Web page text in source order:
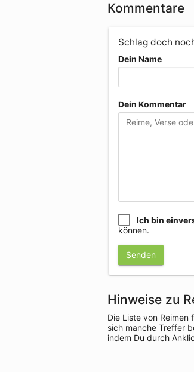
Kommentare
Schlag doch
Dein Name
Dein Kommentar
Ich bin
können.
Senden
Hinweise zu
Die Liste von Reimen
sich manche Treffer
indem Du durch